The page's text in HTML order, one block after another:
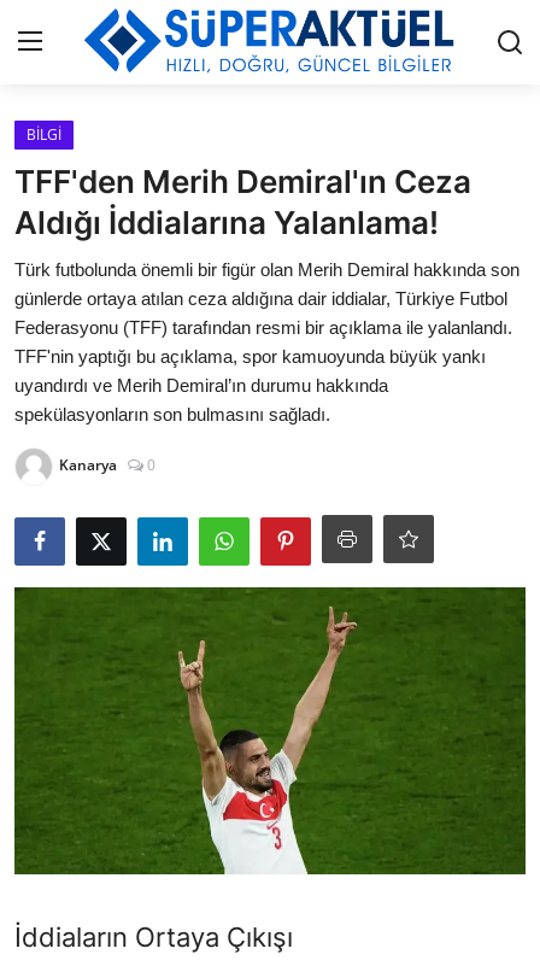
HAKKIMIZDA
KÜNYE
MODA
TEKNOLOJİ
ÖNEMLİ GÜNLER
GALERİ
BİLGİ
TFF'den Merih Demiral'ın Ceza
Aldığı İddialarına Yalanlama!
Türk futbolunda önemli bir figür olan Merih Demiral hakkında son
günlerde ortaya atılan ceza aldığına dair iddialar, Türkiye Futbol
Federasyonu (TFF) tarafından resmi bir açıklama ile yalanlandı.
TFF'nin yaptığı bu açıklama, spor kamuoyunda büyük yankı
uyandırdı ve Merih Demiral’ın durumu hakkında
spekülasyonların son bulmasını sağladı.
Kanarya 0
İddiaların Ortaya Çıkışı